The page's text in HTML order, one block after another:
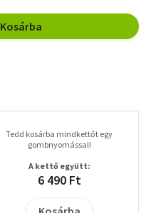
Kosárba
Tedd kosárba mindkettőt egy
gombnyomással!
A kettő együtt:
6 490 Ft